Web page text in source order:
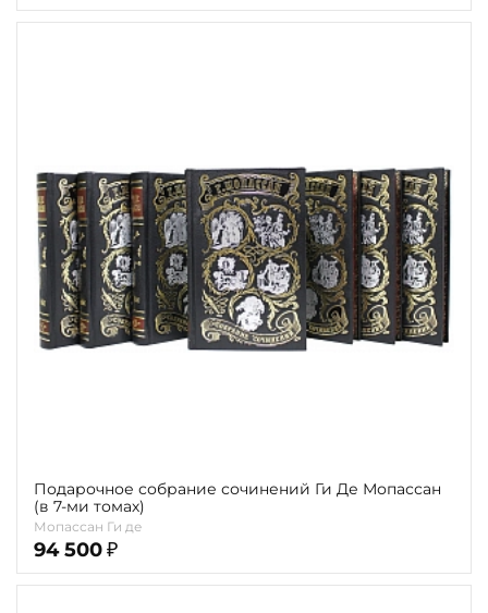
Подарочное собрание сочинений Ги Де Мопассан
(в 7-ми томах)
Мопассан Ги де
94 500 ₽